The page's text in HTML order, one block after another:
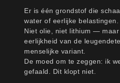
Er is één grondstof die
water of eerlijke belastingen.
Niet olie, niet lithium —
eerlijkheid van de
menselijke variant.
De moed om te zeggen: ik
gefaald. Dit klopt niet.